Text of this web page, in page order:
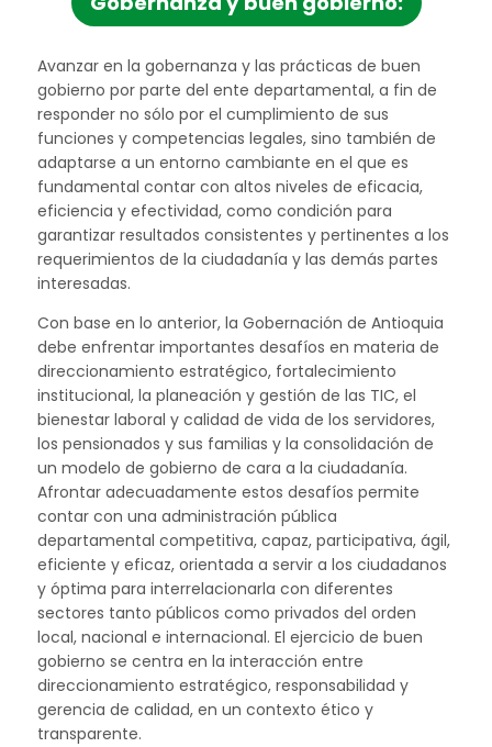
Avanzar en la gobernanza y las prácticas de buen
gobierno por parte del ente departamental, a fin de
responder no sólo por el cumplimiento de sus
funciones y competencias legales, sino también de
adaptarse a un entorno cambiante en el que es
fundamental contar con altos niveles de eficacia,
eficiencia y efectividad, como condición para
garantizar resultados consistentes y pertinentes a los
requerimientos de la ciudadanía y las demás partes
interesadas.
Con base en lo anterior, la Gobernación de Antioquia
debe enfrentar importantes desafíos en materia de
direccionamiento estratégico, fortalecimiento
institucional, la planeación y gestión de las TIC, el
bienestar laboral y calidad de vida de los servidores,
los pensionados y sus familias y la consolidación de
un modelo de gobierno de cara a la ciudadanía.
Afrontar adecuadamente estos desafíos permite
contar con una administración pública
departamental competitiva, capaz, participativa, ágil,
eficiente y eficaz, orientada a servir a los ciudadanos
y óptima para interrelacionarla con diferentes
sectores tanto públicos como privados del orden
local, nacional e internacional. El ejercicio de buen
gobierno se centra en la interacción entre
direccionamiento estratégico, responsabilidad y
gerencia de calidad, en un contexto ético y
transparente.